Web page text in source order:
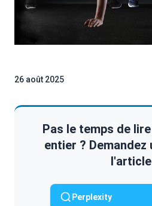
26 août 2025
Pas le temps de
entier ? Demandez
Perplexity